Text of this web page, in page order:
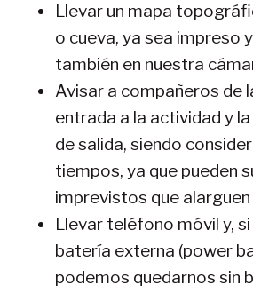
Llevar un mapa
o cueva, ya sea impreso
también en nuestra
Avisar a compañeros de
entrada a la actividad y
de salida, siendo
tiempos, ya que pueden
imprevistos que
Llevar teléfono móvil y,
batería externa (power
podemos quedarnos sin